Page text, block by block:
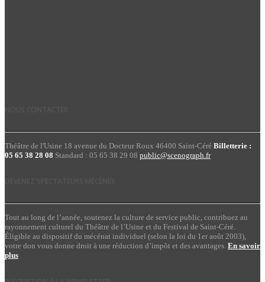
Théâtre de l'Usine 18 avenue du Docteur Roux 46400 Saint-Céré Billetterie :
05 65 38 28 08 Standard : 05 65 38 29 08 public@scenograph.fr
Tout au long de l’année, soutenez la culture de service public, contribuez au
rayonnement culturel du Théâtre de l’Usine et du Festival de Saint-Céré.
Éligible au dispositif du mécénat individuel (selon la loi du 1er août 2003),
votre don vous donne droit à une réduction d’impôt et des avantages. En savoir
plus